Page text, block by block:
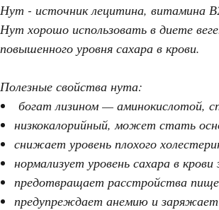
Нут - источник лецитина, витамина
Нут хорошо использовать в диете
повышенного уровня сахара в крови.
Полезные свойства нута:
богат лизином — аминокислотой,
низкокалорийный, может стать
снижает уровень плохого
нормализует уровень сахара в крови
предотвращает расстройства
предупреждает анемию и заряжает